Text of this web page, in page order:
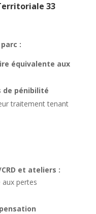
33
:
équivalente aux
de pénibilité
traitement tenant
et ateliers :
aux pertes